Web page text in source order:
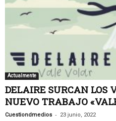
Actualmente
DELAIRE SURCAN LOS
NUEVO TRABAJO
Cuestiondmedios - 23 junio, 2022